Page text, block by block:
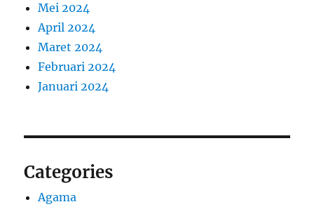
Mei 2024
April 2024
Maret 2024
Februari 2024
Januari 2024
Categories
Agama